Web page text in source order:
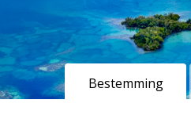
Bestemming